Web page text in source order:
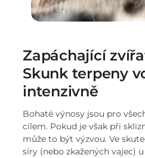
Zapáchající
Skunk terpeny
intenzivně
Bohaté výnosy jsou pro
cílem. Pokud je však při
může to být výzvou. Ve
síry (nebo zkažených vajec)